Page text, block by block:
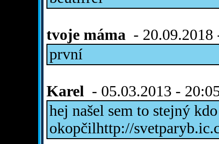
tvoje máma - 20.09.2018
první
Karel - 05.03.2013 -
hej našel sem to stejný
okopčilhttp://